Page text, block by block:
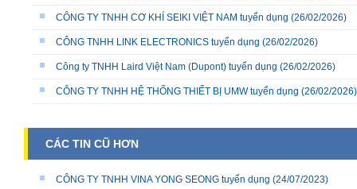
CÔNG TY TNHH CƠ KHÍ SEIKI VIỆT NAM tuyển dụng (26/02/2026)
CÔNG TNHH LINK ELECTRONICS tuyển dụng (26/02/2026)
Công ty TNHH Laird Việt Nam (Dupont) tuyển dụng (26/02/2026)
CÔNG TY TNHH HỆ THỐNG THIẾT BỊ UMW tuyển dụng (26/02/2026)
CÁC TIN CŨ HƠN
CÔNG TY TNHH VINA YONG SEONG tuyển dụng (24/07/2023)